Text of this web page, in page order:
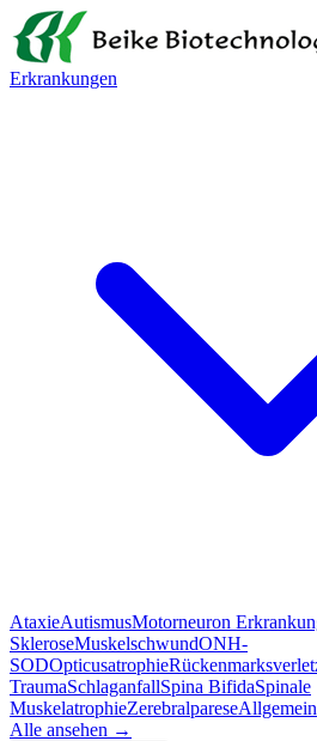
Erkrankungen
AtaxieAutismusMotorneuron
SkleroseMuskelschwundONH-
SODOpticusatrophie
TraumaSchlaganfallSpina BifidaSpinale
MuskelatrophieZerebralpareseAllgemein
Alle ansehen →